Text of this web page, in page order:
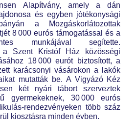
Alapítvány, amely a dán
és egyben jótékonysági
a Mozgáskorlátozottak
8 000 eurós támogatással és a
munkájával segítette.
a Szent Kristóf Ház közösségi
18 000 eurót biztosított, a
karácsonyi vásárokon a lakók
mutatták be. A Vigyázó Kéz
két nyári tábort szerveztek
gyermekeknek, 30 000 eurós
rendezvényeken több száz
kiosztásra minden évben.